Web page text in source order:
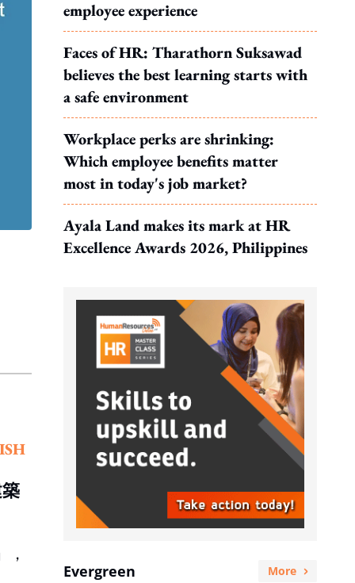
employee experience
Faces of HR: Tharathorn Suksawad
believes the best learning starts with
a safe environment
Workplace perks are shrinking:
Which employee benefits matter
most in today's job market?
Ayala Land makes its mark at HR
Excellence Awards 2026, Philippines
Evergreen More